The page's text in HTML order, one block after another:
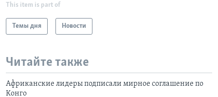
This item is part of
Темы дня Новости
Читайте также
Африканские лидеры подписали мирное соглашение по
Конго